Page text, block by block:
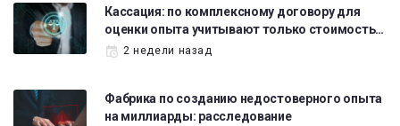
Кассация: по комплексному договору для
оценки опыта учитывают только стоимость…
2 недели назад
Фабрика по созданию недостоверного опыта
на миллиарды: расследование